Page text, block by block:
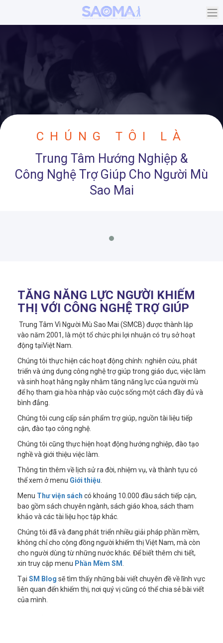
nội
CHÚNG TÔI LÀ
Trung Tâm Hướng Nghiệp &
Công Nghệ Trợ Giúp Cho Người Mù
Sao Mai
TĂNG NĂNG LỰC NGƯỜI KHIẾM
THỊ VỚI CÔNG NGHỆ TRỢ GIÚP
Trung Tâm Vì Người Mù Sao Mai (SMCB) được thành lập
vào năm 2001, là một tổ chức phi lợi nhuận có trụ sở hoạt
động tạiViệt Nam.
Chúng tôi thực hiện các hoạt động chính: nghiên cứu, phát
triển và ứng dụng công nghệ trợ giúp trong giáo dục, việc làm
và sinh hoạt hằng ngày nhằm tăng năng lực của người mù
để họ tham gia hòa nhập vào cuộc sống một cách đầy đủ và
bình đẳng.
Chúng tôi cung cấp sản phẩm trợ giúp, nguồn tài liệu tiếp
cận, đào tạo công nghệ.
Chúng tôi cũng thực hiện hoạt động hướng nghiệp, đào tạo
nghề và giới thiệu việc làm.
Thông tin thêm về lịch sử ra đời, nhiệm vụ, và thành tựu có
thể xem ở menu Giới thiệu
Menu Thư viện sách có khoảng 10.000 đầu sách tiếp cận,
bao gồm sách chuyên ngành, sách giáo khoa, sách tham
khảo và các tài liệu học tập khác.
Chúng tôi đã và đang phát triển nhiều giải pháp phần mềm,
không chỉ cho cộng đồng người khiếm thị Việt Nam, mà còn
cho người dùng từ những nước khác. Để biết thêm chi tiết,
xin truy cập menu Phần Mềm SM
Tại SM Blog sẽ tìm thấy những bài viết chuyên đề về lĩnh vực
liên quan đến khiếm thị, nơi quý vị cũng có thể chia sẻ bài viết
của mình.